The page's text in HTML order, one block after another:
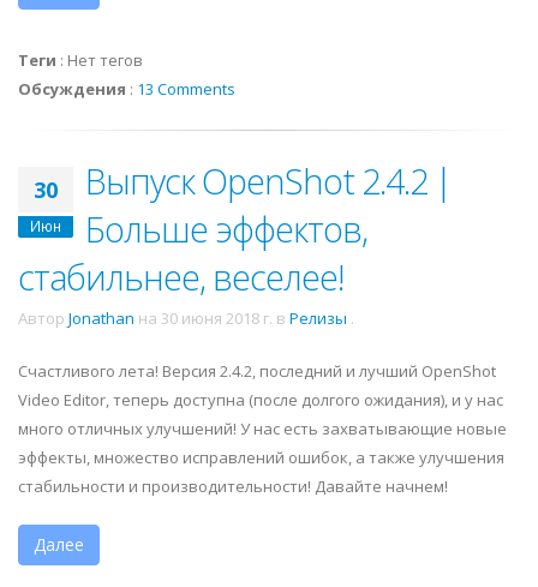
Теги : Нет тегов
Обсуждения : 13 Comments
30
Июн
Выпуск OpenShot 2.4.2 |
Больше эффектов,
стабильнее, веселее!
Автор Jonathan на 30 июня 2018 г. в Релизы .
Счастливого лета! Версия 2.4.2, последний и лучший OpenShot
Video Editor, теперь доступна (после долгого ожидания), и у нас
много отличных улучшений! У нас есть захватывающие новые
эффекты, множество исправлений ошибок, а также улучшения
стабильности и производительности! Давайте начнем!
Далее